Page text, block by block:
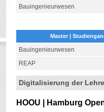
Bauingenieurwesen
Master |
Bauingenieurwesen
REAP
Digitalisierung der Lehre
HOOU | Hamburg